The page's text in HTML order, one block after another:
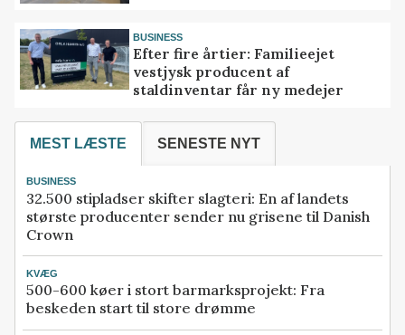
BUSINESS
Efter fire årtier: Familieejet
vestjysk producent af
staldinventar får ny medejer
MEST LÆSTE SENESTE NYT
BUSINESS
32.500 stipladser skifter slagteri: En af landets
største producenter sender nu grisene til Danish
Crown
KVÆG
500-600 køer i stort barmarksprojekt: Fra
beskeden start til store drømme